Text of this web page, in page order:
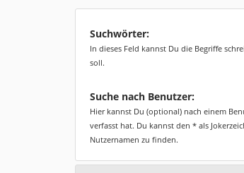
Suchwörter:
In dieses Feld kannst Du die Begriffe
soll.
Suche nach Benutzer:
Hier kannst Du (optional) nach einem
verfasst hat. Du kannst den * als
Nutzernamen zu finden.